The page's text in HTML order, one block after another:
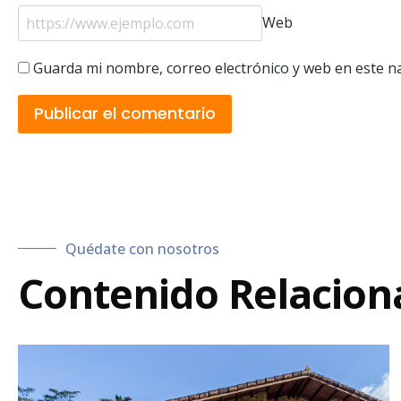
Web
Guarda mi nombre, correo electrónico y web en este
Quédate con nosotros
Contenido